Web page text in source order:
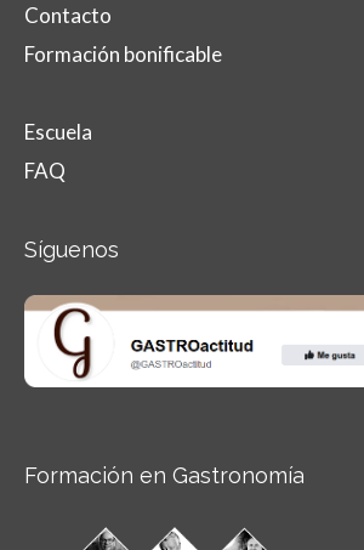
Contacto
Formación bonificable
Escuela
FAQ
Síguenos
Formación en Gastronomía